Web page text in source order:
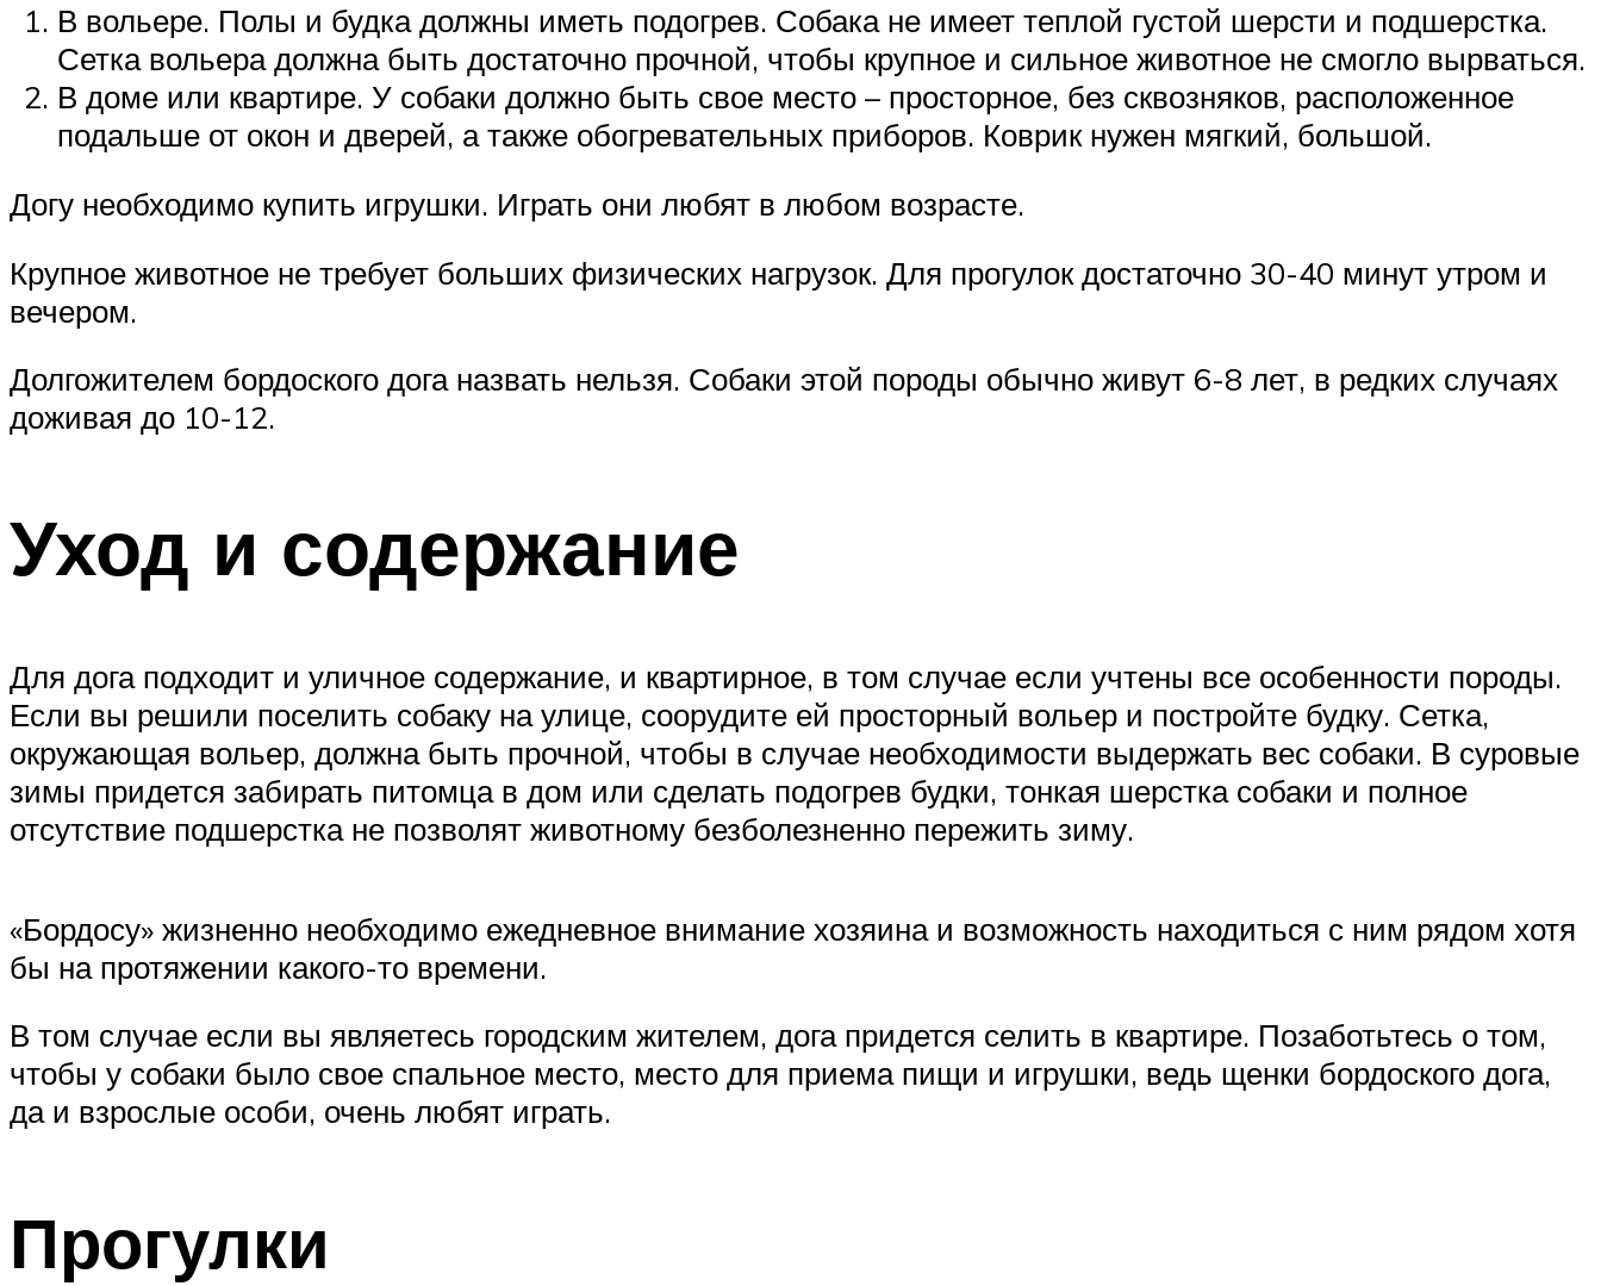
В вольере. Полы и будка должны иметь подогрев. Собака не имеет теплой густой шерсти и подшерстка.
Сетка вольера должна быть достаточно прочной, чтобы крупное и сильное животное не смогло вырваться.
В доме или квартире. У собаки должно быть свое место – просторное, без сквозняков, расположенное
подальше от окон и дверей, а также обогревательных приборов. Коврик нужен мягкий, большой.
Догу необходимо купить игрушки. Играть они любят в любом возрасте.
Крупное животное не требует больших физических нагрузок. Для прогулок достаточно 30-40 минут утром и
вечером.
Долгожителем бордоского дога назвать нельзя. Собаки этой породы обычно живут 6-8 лет, в редких случаях
доживая до 10-12.
Уход и содержание
Для дога подходит и уличное содержание, и квартирное, в том случае если учтены все особенности породы.
Если вы решили поселить собаку на улице, соорудите ей просторный вольер и постройте будку. Сетка,
окружающая вольер, должна быть прочной, чтобы в случае необходимости выдержать вес собаки. В суровые
зимы придется забирать питомца в дом или сделать подогрев будки, тонкая шерстка собаки и полное
отсутствие подшерстка не позволят животному безболезненно пережить зиму.
«Бордосу» жизненно необходимо ежедневное внимание хозяина и возможность находиться с ним рядом хотя
бы на протяжении какого-то времени.
В том случае если вы являетесь городским жителем, дога придется селить в квартире. Позаботьтесь о том,
чтобы у собаки было свое спальное место, место для приема пищи и игрушки, ведь щенки бордоского дога,
да и взрослые особи, очень любят играть.
Прогулки